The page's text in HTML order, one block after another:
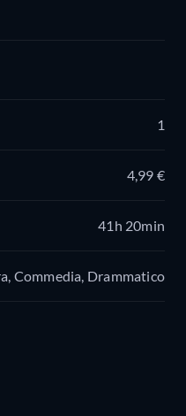
1
4,99 €
41h 20min
Commedia, Drammatico